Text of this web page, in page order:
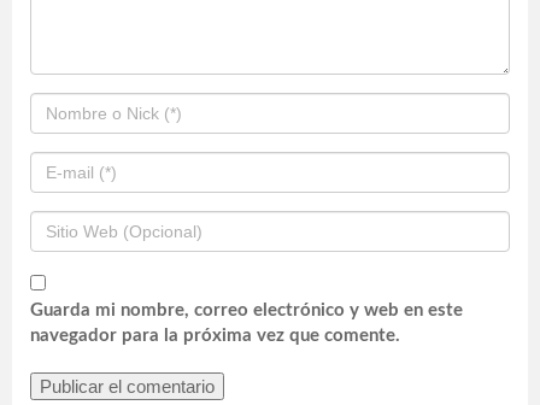
Guarda mi nombre, correo electrónico y web en este
navegador para la próxima vez que comente.